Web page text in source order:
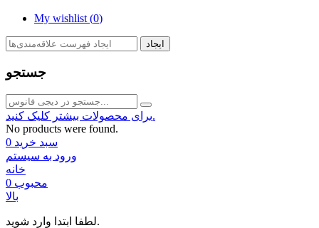
My wishlist (0)
ایجاد
جستجو
برای محصولات بیشتر کلیک کنید.
No products were found.
سبد خرید 0
ورود به سیستم
خانه
محبوب 0
بالا
لطفا ابتدا وارد شوید.